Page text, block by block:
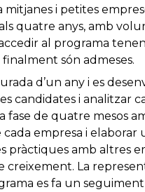
mitjanes i petites
quatre anys, amb
al programa
són admeses.
d’un any i es
candidates i analitzar
fase de quatre mesos
cada empresa i
pràctiques amb altres
creixement. La
es fa un